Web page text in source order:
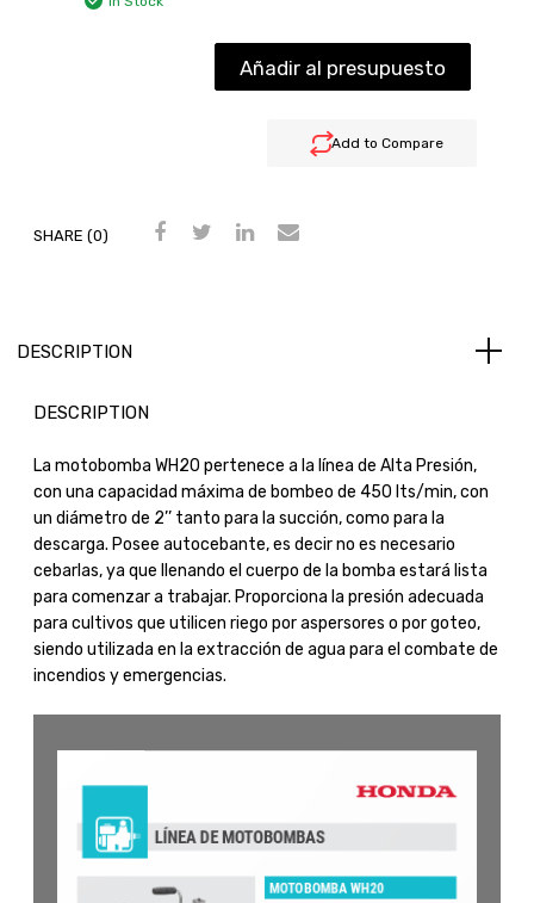
Add to Compare
Añadir al presupuesto
SHARE (0)
DESCRIPTION
DESCRIPTION
La motobomba WH20 pertenece a la línea de Alta Presión,
con una capacidad máxima de bombeo de 450 lts/min, con
un diámetro de 2’’ tanto para la succión, como para la
descarga. Posee autocebante, es decir no es necesario
cebarlas, ya que llenando el cuerpo de la bomba estará lista
para comenzar a trabajar. Proporciona la presión adecuada
para cultivos que utilicen riego por aspersores o por goteo,
siendo utilizada en la extracción de agua para el combate de
incendios y emergencias.